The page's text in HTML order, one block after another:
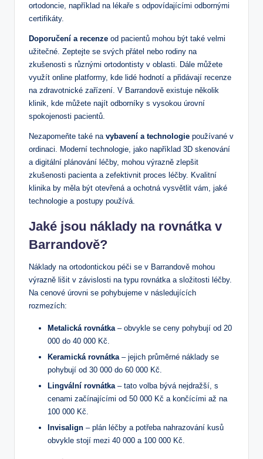
ortodoncie, například na lékaře s odpovídajícími odbornými
certifikáty.
Doporučení a recenze od pacientů mohou být také velmi
užitečné. Zeptejte se svých přátel nebo rodiny na
zkušenosti s různými ortodontisty v oblasti. Dále můžete
využít online platformy, kde lidé hodnotí a přidávají recenze
na zdravotnické zařízení. V Barrandově existuje několik
klinik, kde můžete najít odborníky s vysokou úrovní
spokojenosti pacientů.
Nezapomeňte také na vybavení a technologie používané v
ordinaci. Moderní technologie, jako například 3D skenování
a digitální plánování léčby, mohou výrazně zlepšit
zkušenosti pacienta a zefektivnit proces léčby. Kvalitní
klinika by měla být otevřená a ochotná vysvětlit vám, jaké
technologie a postupy používá.
Jaké jsou náklady na rovnátka v
Barrandově?
Náklady na ortodontickou péči se v Barrandově mohou
výrazně lišit v závislosti na typu rovnátka a složitosti léčby.
Na cenové úrovni se pohybujeme v následujících
rozmezích:
Metalická rovnátka – obvykle se ceny pohybují od 20
000 do 40 000 Kč.
Keramická rovnátka – jejich průměrné náklady se
pohybují od 30 000 do 60 000 Kč.
Lingvální rovnátka – tato volba bývá nejdražší, s
cenami začínajícími od 50 000 Kč a končícími až na
100 000 Kč.
Invisalign – plán léčby a potřeba nahrazování kusů
obvykle stojí mezi 40 000 a 100 000 Kč.